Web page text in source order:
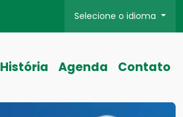
Selecione o idioma
História Agenda Contato